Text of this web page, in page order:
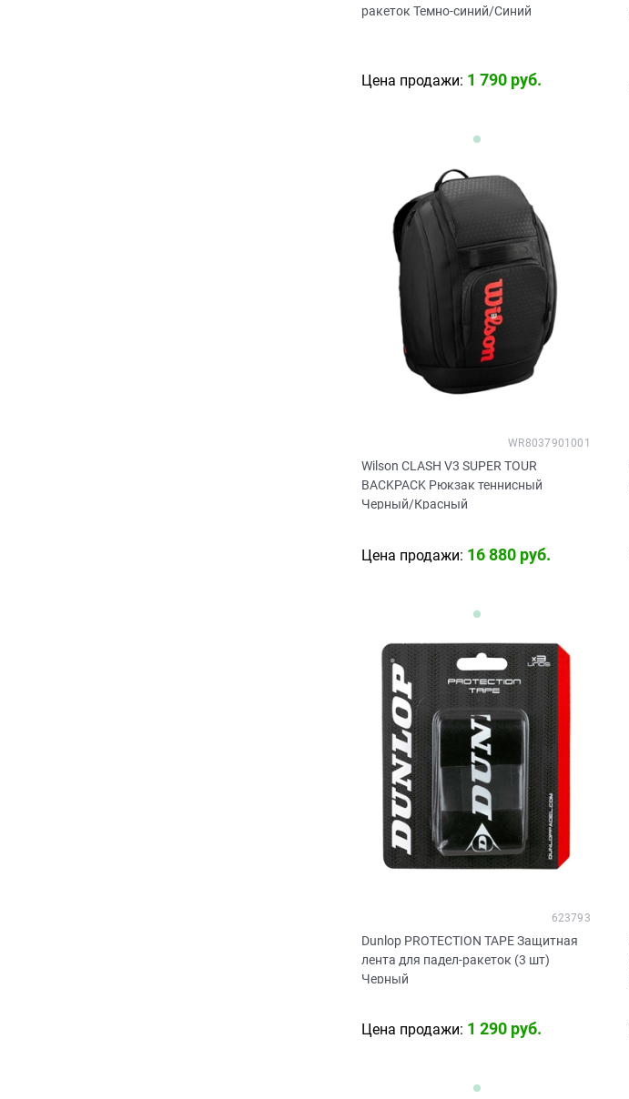
ракеток Темно-синий/Синий
Цена продажи: 1 790 руб.
Wilson CLASH V3 SUPER TOUR
BACKPACK Рюкзак теннисный
Черный/Красный
WR8037901001
Цена продажи: 16 880 руб.
Dunlop PROTECTION TAPE Защитная
лента для падел-ракеток (3 шт)
Черный
623793
Цена продажи: 1 290 руб.